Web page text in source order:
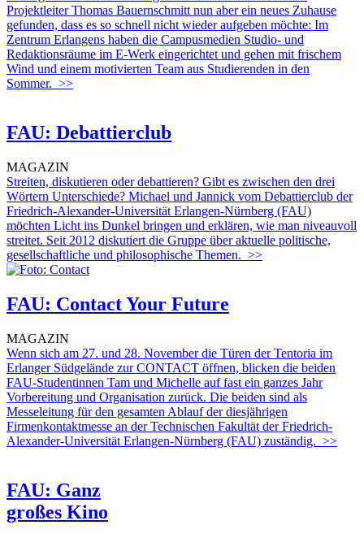
Projektleiter Thomas Bauernschmitt nun aber ein neues Zuhause
gefunden, dass es so schnell nicht wieder aufgeben möchte: Im
Zentrum Erlangens haben die Campusmedien Studio- und
Redaktionsräume im E-Werk eingerichtet und gehen mit frischem
Wind und einem motivierten Team aus Studierenden in den
Sommer. >>
FAU: Debattierclub
MAGAZIN
Streiten, diskutieren oder debattieren? Gibt es zwischen den drei
Wörtern Unterschiede? Michael und Jannick vom Debattierclub der
Friedrich-Alexander-Universität Erlangen-Nürnberg (FAU)
möchten Licht ins Dunkel bringen und erklären, wie man niveauvoll
streitet. Seit 2012 diskutiert die Gruppe über aktuelle politische,
gesellschaftliche und philosophische Themen. >>
FAU: Contact Your Future
MAGAZIN
Wenn sich am 27. und 28. November die Türen der Tentoria im
Erlanger Südgelände zur CONTACT öffnen, blicken die beiden
FAU-Studentinnen Tam und Michelle auf fast ein ganzes Jahr
Vorbereitung und Organisation zurück. Die beiden sind als
Messeleitung für den gesamten Ablauf der diesjährigen
Firmenkontaktmesse an der Technischen Fakultät der Friedrich-
Alexander-Universität Erlangen-Nürnberg (FAU) zuständig. >>
FAU: Ganz
großes Kino